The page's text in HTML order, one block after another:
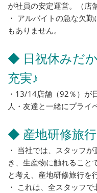
が社員の安定運営。（店
・ アルバイトの急な欠
もありません。
◆ 日祝休みだ
充実♪
・13/14店舗（92％）が
人・友達と一緒にプライ
◆ 産地研修旅行
・ 当社では、スタッフ
き、生産物に触れること
と考え、産地研修旅行を
・ これは、全スタッフ